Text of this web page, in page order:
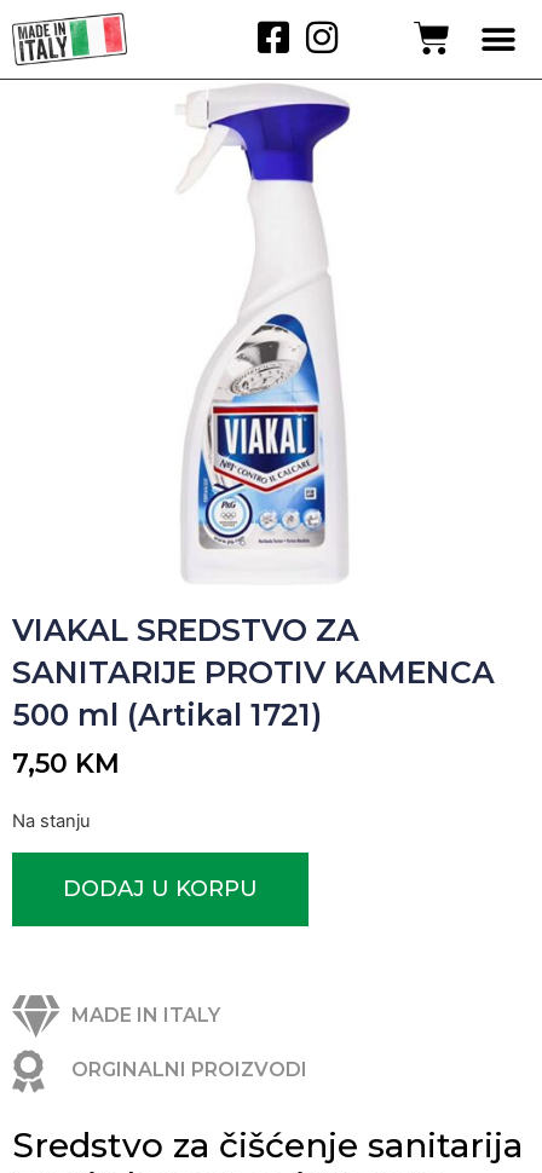
VIAKAL SREDSTVO ZA
SANITARIJE PROTIV KAMENCA
500 ml (Artikal 1721)
7,50 KM
Na stanju
DODAJ U KORPU
MADE IN ITALY
ORGINALNI PROIZVODI
Sredstvo za čišćenje sanitarija